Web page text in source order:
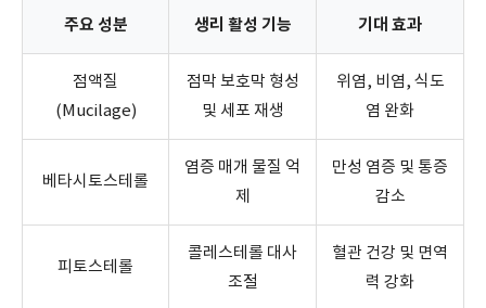
주요 성분 생리 활성 기능 기대 효과
점액질
(Mucilage)
점막 보호막 형성
및 세포 재생
위염, 비염, 식도
염 완화
베타시토스테롤
염증 매개 물질 억
제
만성 염증 및 통증
감소
피토스테롤
콜레스테롤 대사
조절
혈관 건강 및 면역
력 강화